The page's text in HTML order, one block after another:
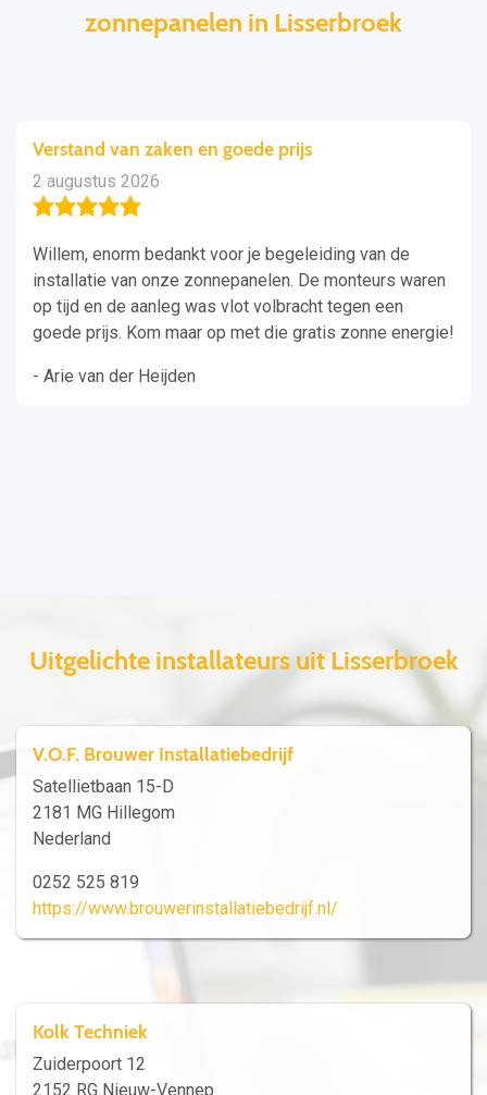
zonnepanelen in Lisserbroek
Verstand van zaken en goede prijs
2 augustus 2026
Willem, enorm bedankt voor je begeleiding van de
installatie van onze zonnepanelen. De monteurs waren
op tijd en de aanleg was vlot volbracht tegen een
goede prijs. Kom maar op met die gratis zonne energie!
- Arie van der Heijden
Uitgelichte installateurs uit Lisserbroek
V.O.F. Brouwer Installatiebedrijf
Satellietbaan 15-D
2181 MG Hillegom
Nederland
0252 525 819
https://www.brouwerinstallatiebedrijf.nl/
Kolk Techniek
Zuiderpoort 12
2152 RG Nieuw-Vennep